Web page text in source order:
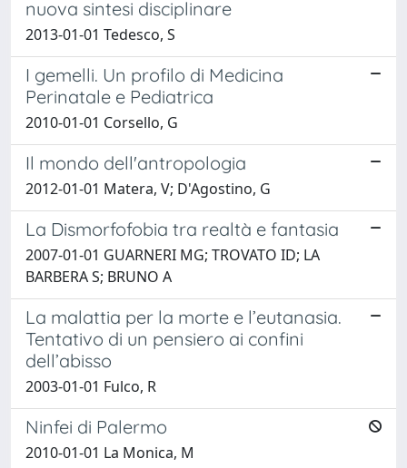
nuova sintesi disciplinare
2013-01-01 Tedesco, S
I gemelli. Un profilo di Medicina
Perinatale e Pediatrica
2010-01-01 Corsello, G
Il mondo dell'antropologia
2012-01-01 Matera, V; D'Agostino, G
La Dismorfofobia tra realtà e fantasia
2007-01-01 GUARNERI MG; TROVATO ID; LA
BARBERA S; BRUNO A
La malattia per la morte e l’eutanasia.
Tentativo di un pensiero ai confini
dell’abisso
2003-01-01 Fulco, R
Ninfei di Palermo
2010-01-01 La Monica, M